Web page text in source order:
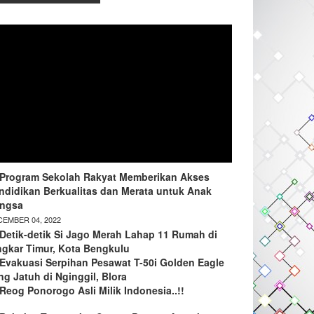
Sekolah Rakyat Memberikan Akses
Berkualitas dan Merata untuk Anak
04, 2022
Detik-detik Si Jago Merah Lahap 11 Rumah di
Timur, Kota Bengkulu
Evakuasi Serpihan Pesawat T-50i Golden Eagle
Jatuh di Nginggil, Blora
Reog Ponorogo Asli Milik Indonesia..!!